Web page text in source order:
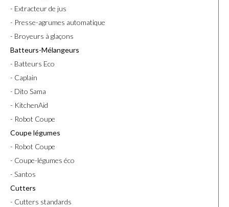
- Extracteur de jus
- Presse-agrumes automatique
- Broyeurs à glaçons
Batteurs-Mélangeurs
- Batteurs Eco
- Caplain
- Dito Sama
- KitchenAid
- Robot Coupe
Coupe légumes
- Robot Coupe
- Coupe-légumes éco
- Santos
Cutters
- Cutters standards